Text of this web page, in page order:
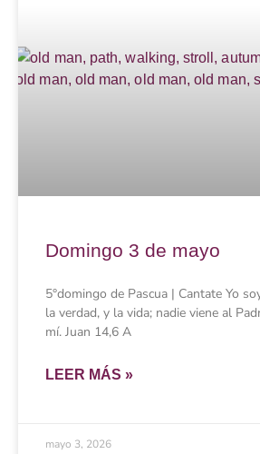
Domingo 3 de mayo
5°domingo de Pascua | Cantate Yo
la verdad, y la vida; nadie viene al
mí. Juan 14,6 A
LEER MÁS »
mayo 3, 2026